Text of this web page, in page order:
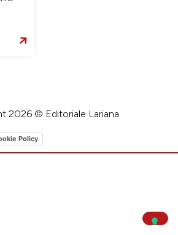
2026 © Editoriale Lariana
Policy